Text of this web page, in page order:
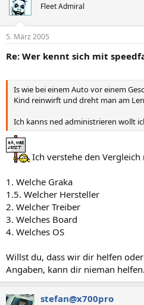
Fleet Admiral
5. März 2005
Re: Wer kennt sich mit
Is wie bei einem Auto vor einem
Kind reinwirft und dreht man am
Ich kanns ned administrieren wollt
Ich verstehe den Vergleich
1. Welche Graka
1.5. Welcher Hersteller
2. Welcher Treiber
3. Welches Board
4. Welches OS
Willst du, dass wir dir helfen
Angaben, kann dir nieman helfen.
stefan@x700pro